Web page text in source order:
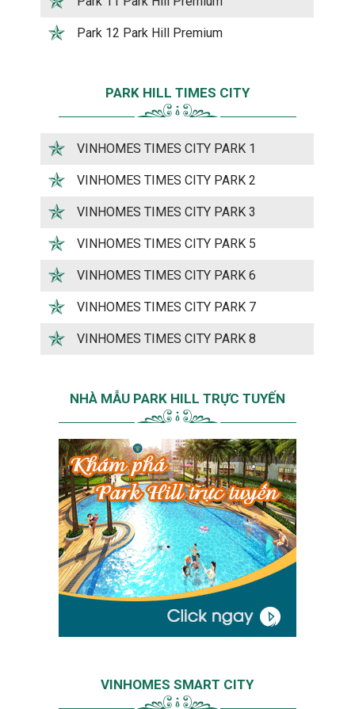
Park 12 Park Hill Premium
PARK HILL TIMES CITY
VINHOMES TIMES CITY PARK 1
VINHOMES TIMES CITY PARK 2
VINHOMES TIMES CITY PARK 3
VINHOMES TIMES CITY PARK 5
VINHOMES TIMES CITY PARK 6
VINHOMES TIMES CITY PARK 7
VINHOMES TIMES CITY PARK 8
NHÀ MẪU PARK HILL TRỰC TUYẾN
VINHOMES SMART CITY